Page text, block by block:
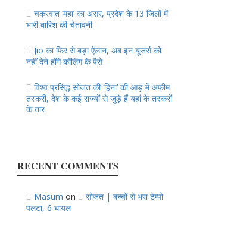
चक्रवात ‘महा’ का असर, प्रदेश के 13 जिलाें में
भारी बारिश की चेतावनी
Jio का फिर से बड़ा ऐलान, अब इन यूजर्स को
नहीं देने होंगे कॉलिंग के पैसे
विश्व प्रसिद्ध सोजत की ‘हिना’ की आड़ में अफीम
तस्करी, देश के कई राज्यों से जुड़े हैं यहां के तस्करों
के तार
RECENT COMMENTS
Masum on
सोजत | बच्चों से भरा टेम्पो
पलटा, 6 घायल